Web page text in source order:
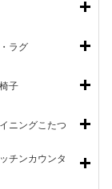
ラグ
子
ニングこたつ
チンカウンタ